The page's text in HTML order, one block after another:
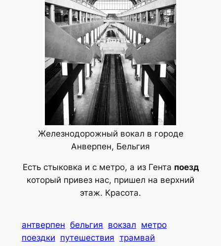
Железнодорожный вокал в городе
Анверпен, Бельгия
Есть стыковка и с метро, а из Гента поезд
который привез нас, пришел на верхний
этаж. Красота.
антверпен бельгия вокзал метро
поездки путешествия трамвай